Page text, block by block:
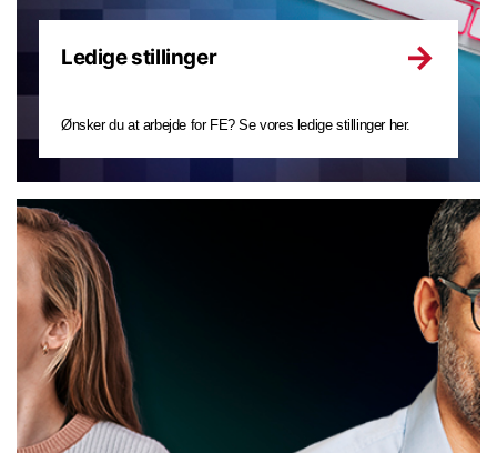
Ledige stillinger
Ønsker du at arbejde for FE? Se vores ledige stillinger her.